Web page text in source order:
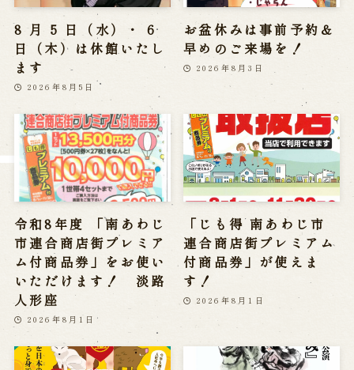
関連施設
通販サイトうずのくに
道の駅うずしお
うずの丘大鳴門橋記念館
8 月 5 日（水）・ 6
日（木）は休館いたし
ます
2026年8月5日
お盆休みは事前予約＆
早めのご来場を！
2026年8月3日
令和8年度 「南あわじ
市連合商店街プレミア
ム付商品券」をお使い
いただけます！ 淡路
人形座
2026年8月1日
「じも得 南あわじ市
連合商店街プレミアム
付商品券」が使えま
す！
2026年8月1日